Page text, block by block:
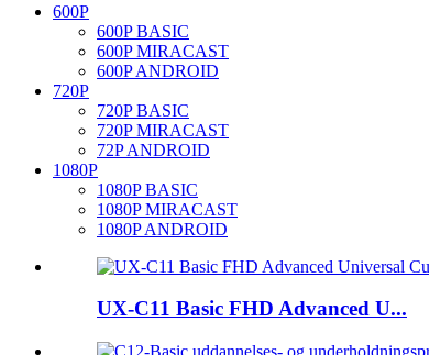
600P
600P BASIC
600P MIRACAST
600P ANDROID
720P
720P BASIC
720P MIRACAST
72P ANDROID
1080P
1080P BASIC
1080P MIRACAST
1080P ANDROID
UX-C11 Basic FHD Advanced U...